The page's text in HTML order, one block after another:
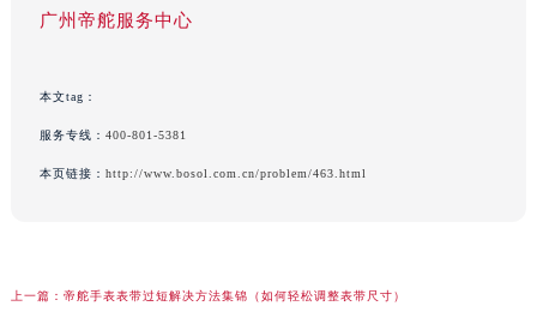
广州帝舵服务中心
本文tag：
服务专线： 400-801-5381
本页链接： http://www.bosol.com.cn/problem/463.html
上一篇： 帝舵手表表带过短解决方法集锦（如何轻松调整表带尺寸）